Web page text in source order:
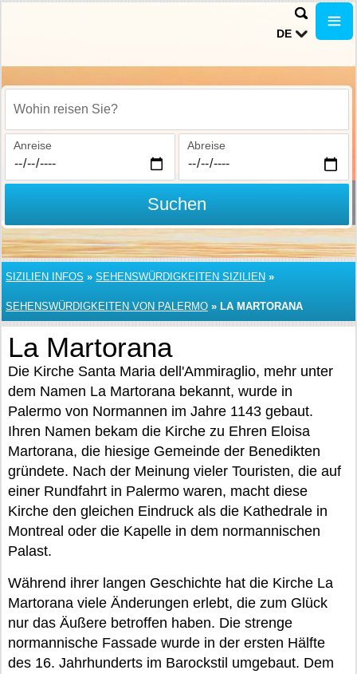
DE
Wohin reisen Sie?
Anreise Abreise
Suchen
SIZILIEN INFOS » SEHENSWÜRDIGKEITEN SIZILIEN »
SEHENSWÜRDIGKEITEN VON PALERMO » LA MARTORANA
La Martorana
Die Kirche Santa Maria dell'Ammiraglio, mehr unter
dem Namen La Martorana bekannt, wurde in
Palermo von Normannen im Jahre 1143 gebaut.
Ihren Namen bekam die Kirche zu Ehren Eloisa
Martorana, die hiesige Gemeinde der Benedikten
gründete. Nach der Meinung vieler Touristen, die auf
einer Rundfahrt in Palermo waren, macht diese
Kirche den gleichen Eindruck als die Kathedrale in
Montreal oder die Kapelle in dem normannischen
Palast.
Während ihrer langen Geschichte hat die Kirche La
Martorana viele Änderungen erlebt, die zum Glück
nur das Äußere betroffen haben. Die strenge
normannische Fassade wurde in der ersten Hälfte
des 16. Jahrhunderts im Barockstil umgebaut. Dem